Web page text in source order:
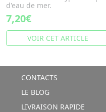
d'eau de mer.
7,20€
VOIR CET ARTICLE
CONTACTS
LE BLOG
LIVRAISON RAPIDE